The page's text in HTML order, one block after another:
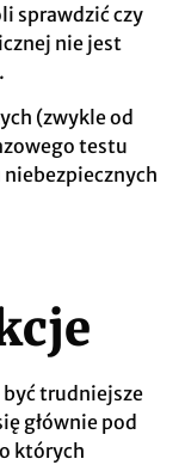
sprawdzić czy
nie jest
(zwykle od
testu
być trudniejsze
głównie pod
których